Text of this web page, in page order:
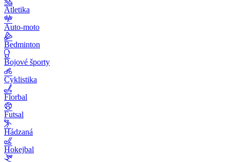
Atletika
Auto-moto
Bedminton
Bojové športy
Cyklistika
Florbal
Futsal
Hádzaná
Hokejbal